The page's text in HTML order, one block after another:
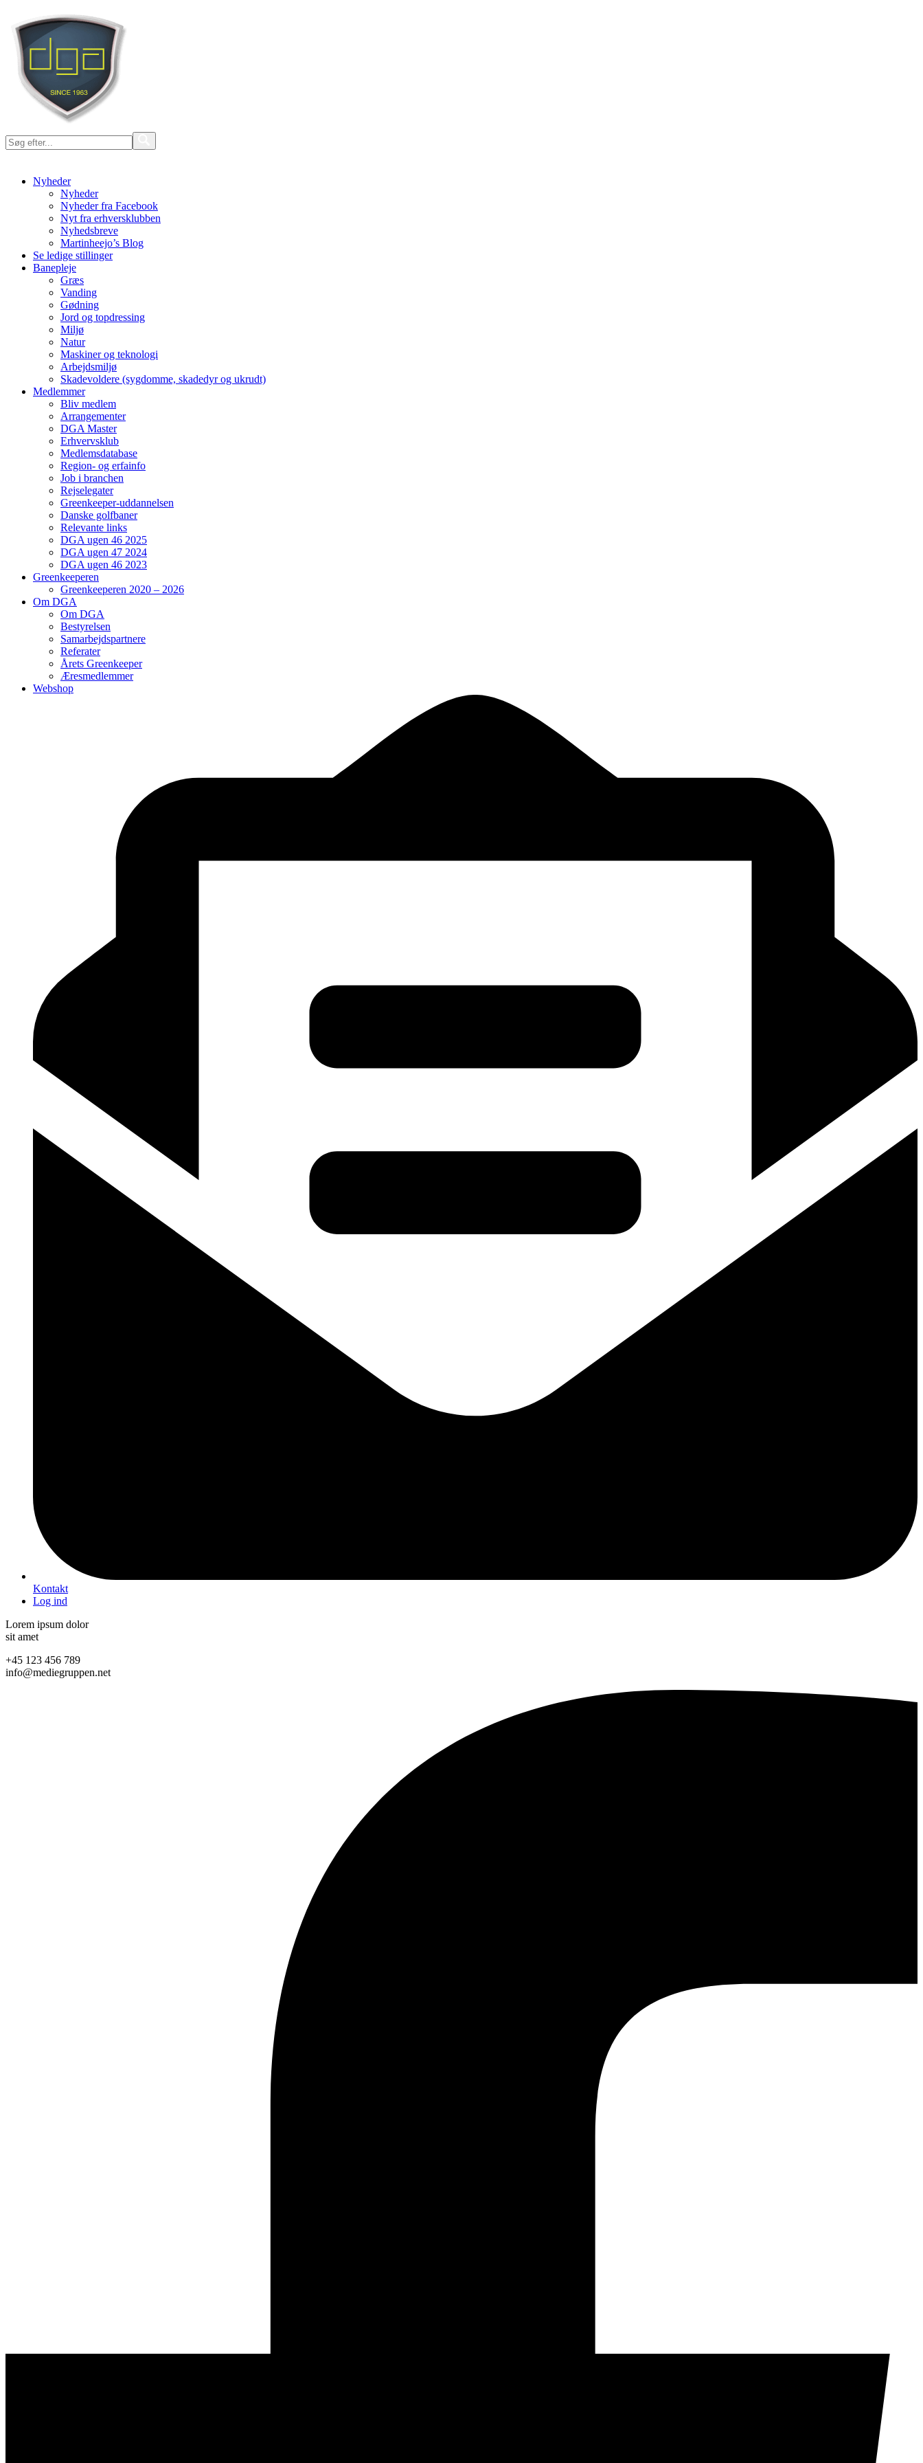
Nyheder
Nyheder
Nyheder fra Facebook
Nyt fra erhversklubben
Nyhedsbreve
Martinheejo’s Blog
Se ledige stillinger
Banepleje
Græs
Vanding
Gødning
Jord og topdressing
Miljø
Natur
Maskiner og teknologi
Arbejdsmiljø
Skadevoldere (sygdomme, skadedyr og ukrudt)
Medlemmer
Bliv medlem
Arrangementer
DGA Master
Erhvervsklub
Medlemsdatabase
Region- og erfainfo
Job i branchen
Rejselegater
Greenkeeper-uddannelsen
Danske golfbaner
Relevante links
DGA ugen 46 2025
DGA ugen 47 2024
DGA ugen 46 2023
Greenkeeperen
Greenkeeperen 2020 – 2026
Om DGA
Om DGA
Bestyrelsen
Samarbejdspartnere
Referater
Årets Greenkeeper
Æresmedlemmer
Webshop
Kontakt
Log ind
Lorem ipsum dolor
sit amet
+45 123 456 789
info@mediegruppen.net